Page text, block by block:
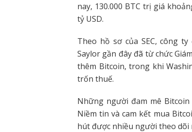
nay, 130.000 BTC trị giá
tỷ USD.
Theo hồ sơ của SEC, công
Saylor gần đây đã từ chức
thêm Bitcoin, trong khi
trốn thuế.
Những người đam mê
Niềm tin và cam kết mua
hút được nhiều người theo dõi